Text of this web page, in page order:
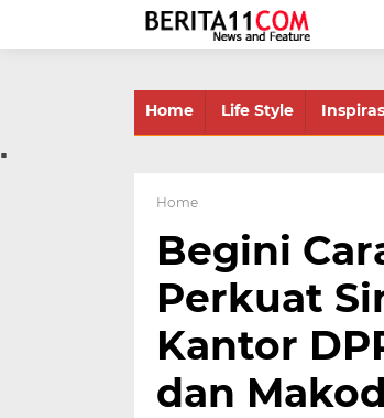
Home Life Style
.
Home
Begini
Perkuat
Kantor
dan